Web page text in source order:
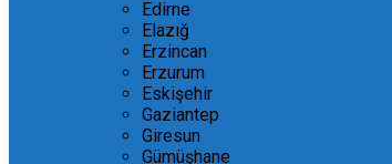
Edirne
Elazığ
Erzincan
Erzurum
Eskişehir
Gaziantep
Giresun
Gümüşhane